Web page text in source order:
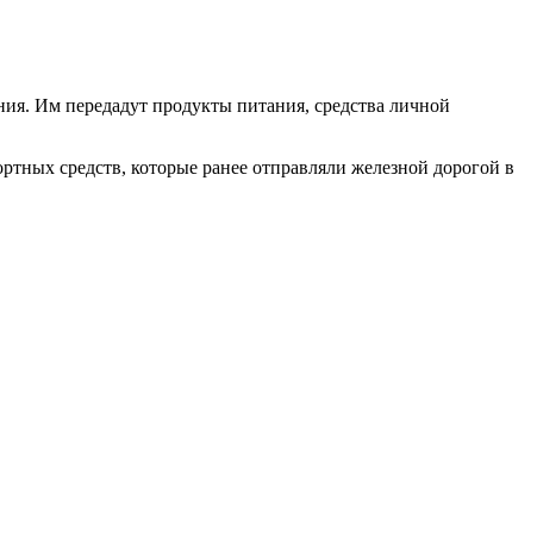
Им передадут продукты питания, средства личной
средств, которые ранее отправляли железной дорогой в